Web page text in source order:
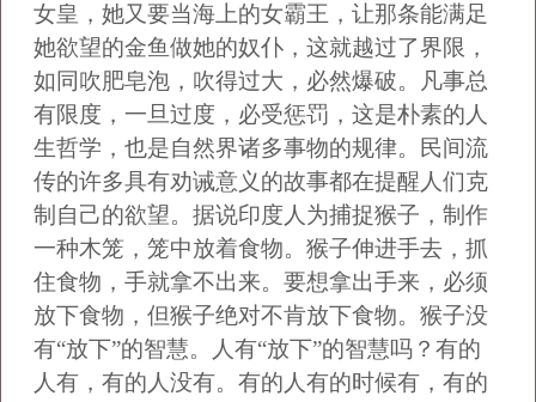
女皇，她又要当海上的女霸王，让那条能满足
她欲望的金鱼做她的奴仆，这就越过了界限，
如同吹肥皂泡，吹得过大，必然爆破。凡事总
有限度，一旦过度，必受惩罚，这是朴素的人
生哲学，也是自然界诸多事物的规律。民间流
传的许多具有劝诫意义的故事都在提醒人们克
制自己的欲望。据说印度人为捕捉猴子，制作
一种木笼，笼中放着食物。猴子伸进手去，抓
住食物，手就拿不出来。要想拿出手来，必须
放下食物，但猴子绝对不肯放下食物。猴子没
有“放下”的智慧。人有“放下”的智慧吗？有的
人有，有的人没有。有的人有的时候有，有的